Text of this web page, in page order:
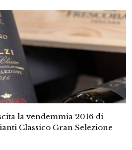
la vendemmia 2016 di
Classico Gran Selezione